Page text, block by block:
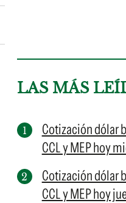
LAS MÁS
Cotización dólar
CCL y MEP hoy
Cotización dólar
CCL y MEP hoy